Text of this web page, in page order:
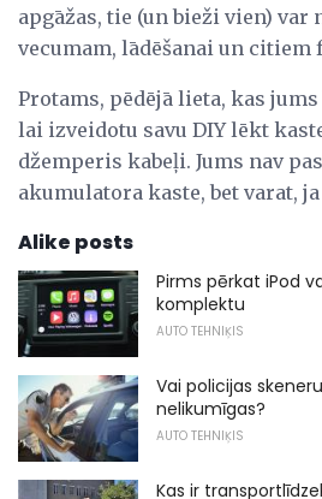
apgāžas, tie (un bieži vien)
vecumam, lādēšanai un citiem
Protams, pēdējā lieta, kas
lai izveidotu savu DIY lēkt
džemperis kabeļi. Jums nav
akumulatora kaste, bet varat,
Alike posts
Pirms pērkat iPod
komplektu
AUTO TEHNIĶIS
Vai policijas
nelikumīgas?
AUTO TEHNIĶIS
Kas ir